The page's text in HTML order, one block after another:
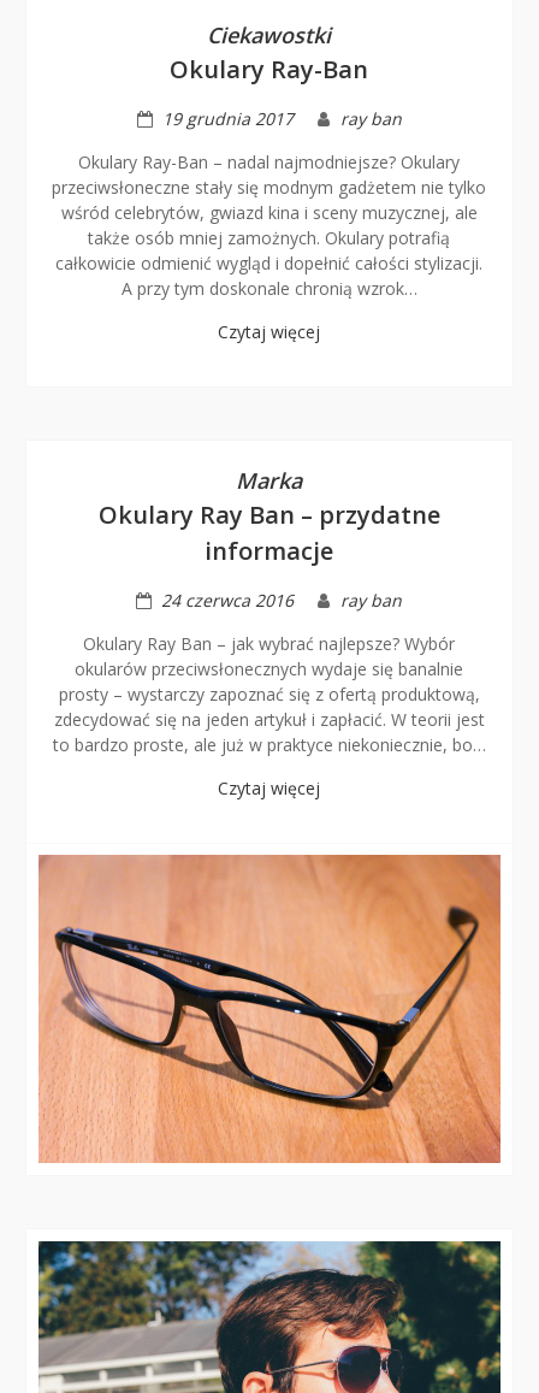
Ciekawostki
Okulary Ray-Ban
19 grudnia 2017
ray ban
Okulary Ray-Ban – nadal najmodniejsze? Okulary
przeciwsłoneczne stały się modnym gadżetem nie tylko
wśród celebrytów, gwiazd kina i sceny muzycznej, ale
także osób mniej zamożnych. Okulary potrafią
całkowicie odmienić wygląd i dopełnić całości stylizacji.
A przy tym doskonale chronią wzrok…
Czytaj więcej
Marka
Okulary Ray Ban – przydatne
informacje
24 czerwca 2016
ray ban
Okulary Ray Ban – jak wybrać najlepsze? Wybór
okularów przeciwsłonecznych wydaje się banalnie
prosty – wystarczy zapoznać się z ofertą produktową,
zdecydować się na jeden artykuł i zapłacić. W teorii jest
to bardzo proste, ale już w praktyce niekoniecznie, bo…
Czytaj więcej